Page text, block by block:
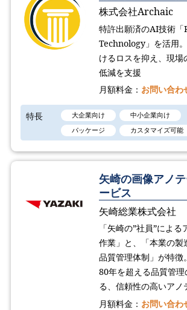
株式会社Archaic
特許出願済のAI技術
Technology​」を活用
けるロスを抑え、現場
低減を支援
月額料金： お問い合わ
特長 大企業向け
中小企業向け
パッケージ
カスタマイズ可能
矢崎の画像アノ
ービス
矢崎総業株式会社
「矢崎の”社員”によ
作業」と、「本業の製
品質管理体制」が特徴。
80年を超える品質管
る、信頼性の高いアノ
月額料金： お問い合わ